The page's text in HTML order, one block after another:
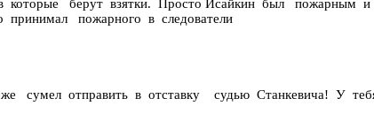
берут взятки. Просто Исайкин был пожарным и
принимал пожарного в следователи
сумел отправить в отставку судью Станкевича! У